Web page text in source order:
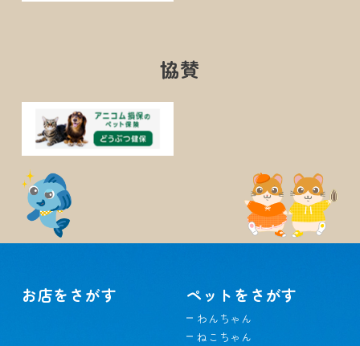
協賛
お店をさがす ペットをさがす
わんちゃん
ねこちゃん